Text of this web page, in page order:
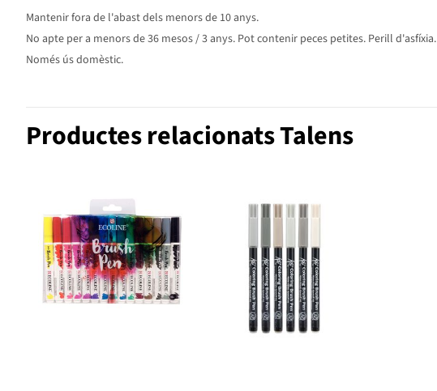
Mantenir fora de l'abast dels menors de 10 anys.
No apte per a menors de 36 mesos / 3 anys. Pot contenir peces petites. Perill d'asfíxia.
Només ús domèstic.
Productes relacionats Talens